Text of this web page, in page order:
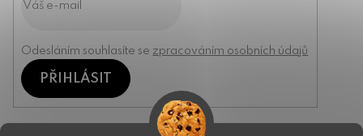
Odesláním souhlasíte se zpracováním osobních údajů
PŘIHLÁSIT